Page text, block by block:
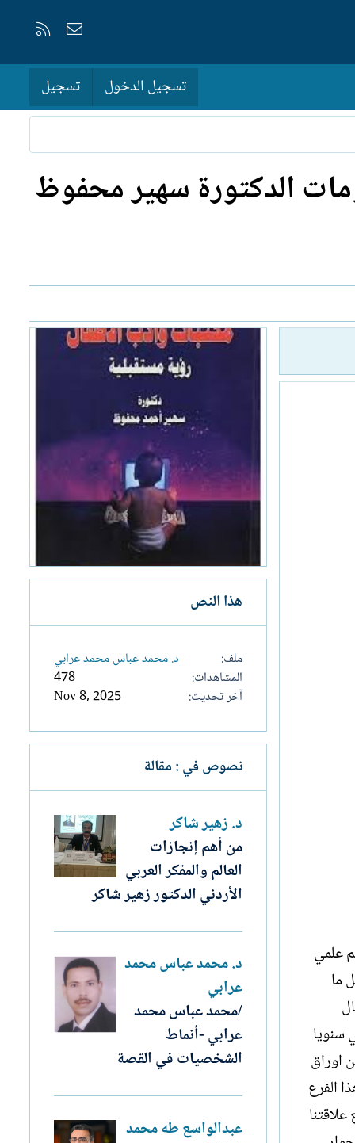
إتصل بنا
تسجيل الدخول تسجيل
الدكتورة سهير محفوظ
علمي
ما
سنويا
اوراق
الفرع
هذا النص
ملف
د. محمد عباس محمد عرابي
المشاهدات
478
آخر تحديث
Nov 8, 2025
نصوص في : مقالة
د. زهير شاكر
من أهم إنجازات
العالم والمفكر العربي
الأردني الدكتور زهير شاكر
د. محمد عباس محمد
عرابي
/محمد عباس محمد
عرابي -أنماط
الشخصيات في القصة
عبدالواسع طه محمد